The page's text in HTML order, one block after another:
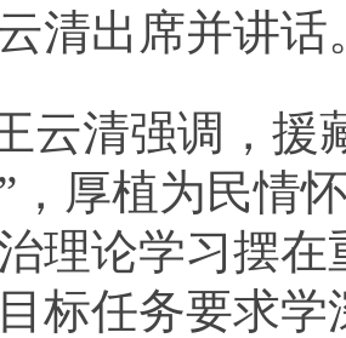
清出席并讲话
云清强调，援
，厚植为民情
理论学习摆
标任务要求